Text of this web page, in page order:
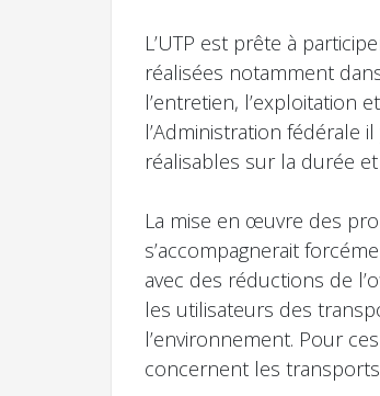
L’UTP est prête à
réalisées notamment
l’entretien, l’exploitation
l’Administration fédérale
réalisables sur la durée
La mise en œuvre des
s’accompagnerait
avec des réductions de
les utilisateurs des
l’environnement. Pour
concernent les